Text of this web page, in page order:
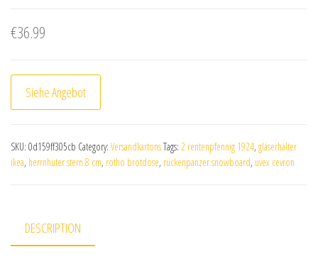
€36.99
Siehe Angebot
SKU: 0d159ff305cb Category: VersandkartonsTags: 2 rentenpfennig 1924, gläserhalter
ikea, herrnhuter stern 8 cm, rotho brotdose, rückenpanzer snowboard, uvex cevron
DESCRIPTION